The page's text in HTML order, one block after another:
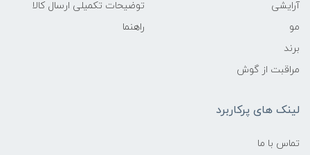
آرایشی
مو
برند
مراقبت از گوش
توضیحات تکمیلی ارسال کالا
راهنما
لینک های پرکاربرد
تماس با ما